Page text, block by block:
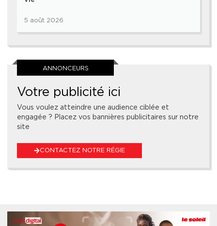
5 août 2026
ANNONCEURS
Votre publicité ici
Vous voulez atteindre une audience ciblée et
engagée ? Placez vos bannières publicitaires sur notre
site
CONTACTEZ NOTRE RÉGIE